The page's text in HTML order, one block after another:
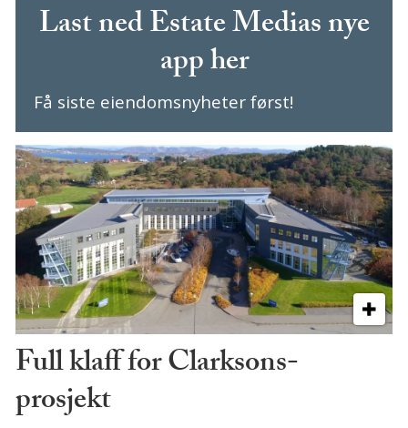
Last ned Estate Medias nye
app her
Få siste eiendomsnyheter først!
Full klaff for Clarksons-
prosjekt